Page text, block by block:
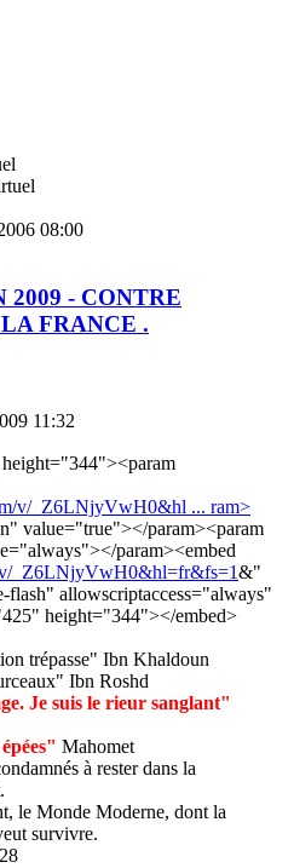
08:00
2009 - CONTRE
FRANCE .
11:32
v/_Z6LNjyVwH0&hl ... ram>
value="true"></param><param
param><embed
_Z6LNjyVwH0&hl=fr&fs=1&"
allowscriptaccess="always"
height="344"></embed>
trépasse" Ibn Khaldoun
Ibn Roshd
Je suis le rieur sanglant"
Mahomet
à rester dans la
le Monde Moderne, dont la
survivre.